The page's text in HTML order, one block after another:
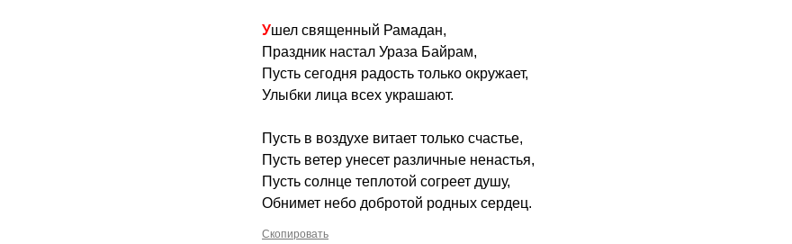
Ушел священный Рамадан,
Праздник настал Ураза Байрам,
Пусть сегодня радость только окружает,
Улыбки лица всех украшают.
Пусть в воздухе витает только счастье,
Пусть ветер унесет различные ненастья,
Пусть солнце теплотой согреет душу,
Обнимет небо добротой родных сердец.
Скопировать